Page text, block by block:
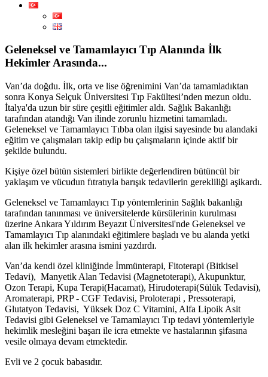
Geleneksel ve Tamamlayıcı Tıp Alanında İlk
Hekimler Arasında...
Van’da doğdu. İlk, orta ve lise öğrenimini Van’da tamamladıktan
sonra Konya Selçuk Üniversitesi Tıp Fakültesi’nden mezun oldu.
İtalya'da uzun bir süre çeşitli eğitimler aldı. Sağlık Bakanlığı
tarafından atandığı Van ilinde zorunlu hizmetini tamamladı.
Geleneksel ve Tamamlayıcı Tıbba olan ilgisi sayesinde bu alandaki
eğitim ve çalışmaları takip edip bu çalışmaların içinde aktif bir
şekilde bulundu.
Kişiye özel bütün sistemleri birlikte değerlendiren bütüncül bir
yaklaşım ve vücudun fıtratıyla barışık tedavilerin gerekliliği aşikardı.
Geleneksel ve Tamamlayıcı Tıp yöntemlerinin Sağlık bakanlığı
tarafından tanınması ve üniversitelerde kürsülerinin kurulması
üzerine Ankara Yıldırım Beyazıt Üniversitesi'nde Geleneksel ve
Tamamlayıcı Tıp alanındaki eğitimlere başladı ve bu alanda yetki
alan ilk hekimler arasına ismini yazdırdı.
Van’da kendi özel kliniğinde İmmünterapi, Fitoterapi (Bitkisel
Tedavi), Manyetik Alan Tedavisi (Magnetoterapi), Akupunktur,
Ozon Terapi, Kupa Terapi(Hacamat), Hirudoterapi(Sülük Tedavisi),
Aromaterapi, PRP - CGF Tedavisi, Proloterapi , Pressoterapi,
Glutatyon Tedavisi, Yüksek Doz C Vitamini, Alfa Lipoik Asit
Tedavisi gibi Geleneksel ve Tamamlayıcı Tıp tedavi yöntemleriyle
hekimlik mesleğini başarı ile icra etmekte ve hastalarının şifasına
vesile olmaya devam etmektedir.
Evli ve 2 çocuk babasıdır.